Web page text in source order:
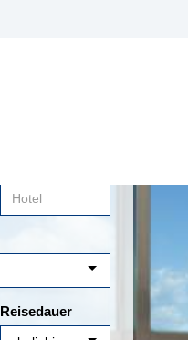
Reisedauer